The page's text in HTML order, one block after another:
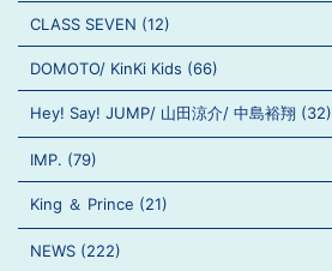
CLASS SEVEN (12)
DOMOTO/ KinKi Kids (66)
Hey! Say! JUMP/ 山田涼介/ 中島裕翔 (32)
IMP. (79)
King ＆ Prince (21)
NEWS (222)